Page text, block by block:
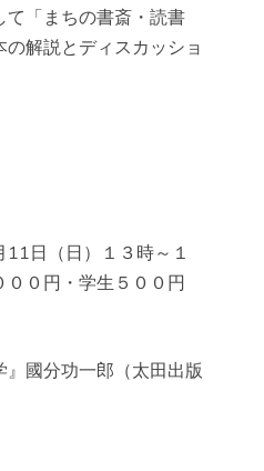
「まちの書斎・読書
解説とディスカッショ
11日（日）１３時～１
００円・学生５００円
國分功一郎（太田出版